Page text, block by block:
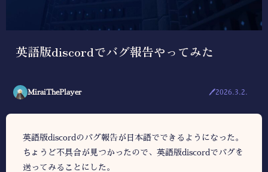
英語版discordでバグ報告やってみた
MiraiThePlayer 🖊2026.3.2.
英語版discordのバグ報告が日本語でできるようになった。
ちょうど不具合が見つかったので、英語版discordでバグを
送ってみることにした。